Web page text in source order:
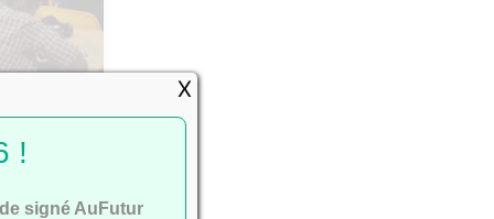
!
signé AuFutur
X